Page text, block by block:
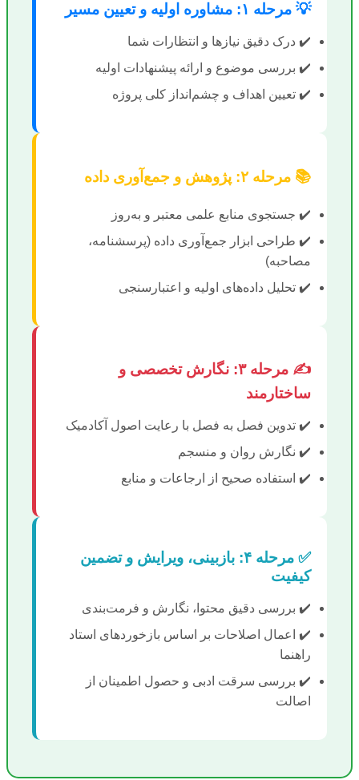
💡 مرحله ۱: مشاوره اولیه و تعیین مسیر
✔️ درک دقیق نیازها و انتظارات شما
✔️ بررسی موضوع و ارائه پیشنهادات اولیه
✔️ تعیین اهداف و چشم‌انداز کلی پروژه
📚 مرحله ۲: پژوهش و جمع‌آوری داده
✔️ جستجوی منابع علمی معتبر و به‌روز
✔️ طراحی ابزار جمع‌آوری داده (پرسشنامه،
مصاحبه)
✔️ تحلیل داده‌های اولیه و اعتبارسنجی
✍️ مرحله ۳: نگارش تخصصی و
ساختارمند
✔️ تدوین فصل به فصل با رعایت اصول آکادمیک
✔️ نگارش روان و منسجم
✔️ استفاده صحیح از ارجاعات و منابع
✅ مرحله ۴: بازبینی، ویرایش و تضمین
کیفیت
✔️ بررسی دقیق محتوا، نگارش و فرمت‌بندی
✔️ اعمال اصلاحات بر اساس بازخوردهای استاد
راهنما
✔️ بررسی سرقت ادبی و حصول اطمینان از
اصالت